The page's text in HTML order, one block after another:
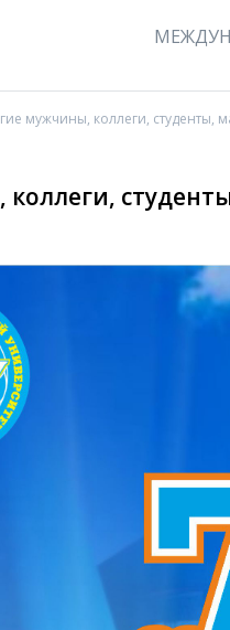
мужчины, коллеги, студенты,